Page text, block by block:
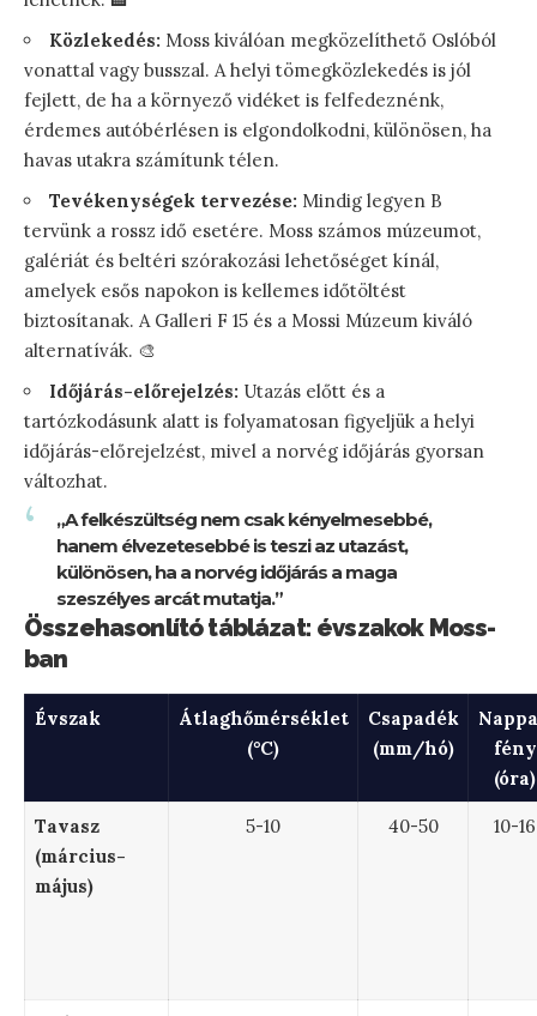
Közlekedés: Moss kiválóan megközelíthető Oslóból
vonattal vagy busszal. A helyi tömegközlekedés is jól
fejlett, de ha a környező vidéket is felfedeznénk,
érdemes autóbérlésen is elgondolkodni, különösen, ha
havas utakra számítunk télen.
Tevékenységek tervezése: Mindig legyen B
tervünk a rossz idő esetére. Moss számos múzeumot,
galériát és beltéri szórakozási lehetőséget kínál,
amelyek esős napokon is kellemes időtöltést
biztosítanak. A Galleri F 15 és a Mossi Múzeum kiváló
alternatívák. 🎨
Időjárás-előrejelzés: Utazás előtt és a
tartózkodásunk alatt is folyamatosan figyeljük a helyi
időjárás-előrejelzést, mivel a norvég időjárás gyorsan
változhat.
„A felkészültség nem csak kényelmesebbé,
hanem élvezetesebbé is teszi az utazást,
különösen, ha a norvég időjárás a maga
szeszélyes arcát mutatja.”
Összehasonlító táblázat: évszakok Moss-
ban
Évszak
Átlaghőmérséklet
(°C)
Csapadék
(mm/hó)
fény
(óra)
Tavasz
(március-
május)
5-10 40-50 10-16